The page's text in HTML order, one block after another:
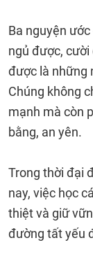
Ba nguyện
ngủ được,
được là những
Chúng không
mạnh mà còn
bằng, an yên.
Trong thời đại
nay, việc học
thiệt và giữ
đường tất yếu